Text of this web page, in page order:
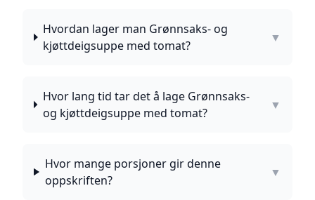
Hvordan lager man Grønnsaks- og
kjøttdeigsuppe med tomat?
▼
Hvor lang tid tar det å lage Grønnsaks-
og kjøttdeigsuppe med tomat?
▼
Hvor mange porsjoner gir denne
oppskriften?
▼